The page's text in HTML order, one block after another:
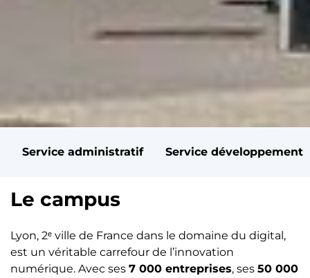
Service administratif Service développement
Le campus
Lyon, 2ᵉ ville de France dans le domaine du digital,
est un véritable carrefour de l’innovation
numérique. Avec ses 7 000 entreprises, ses 50 000